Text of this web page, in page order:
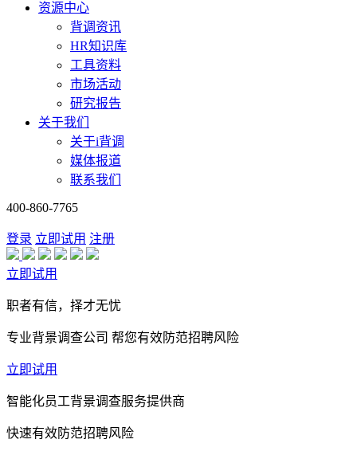
资源中心
背调资讯
HR知识库
工具资料
市场活动
研究报告
关于我们
关于i背调
媒体报道
联系我们
400-860-7765
登录 立即试用 注册
立即试用
职者有信，择才无忧
专业背景调查公司 帮您有效防范招聘风险
立即试用
智能化员工背景调查服务提供商
快速有效防范招聘风险